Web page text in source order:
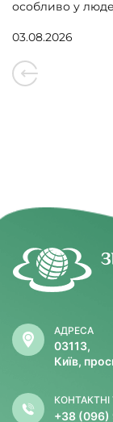
особливо у
серцевого
03.08.2026
АДРЕСА
03113,
Київ,
+38 (096)